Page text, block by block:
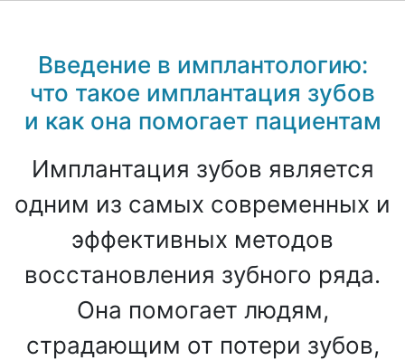
Введение в имплантологию:
что такое имплантация зубов
и как она помогает пациентам
Имплантация зубов является
одним из самых современных и
эффективных методов
восстановления зубного ряда.
Она помогает людям,
страдающим от потери зубов,